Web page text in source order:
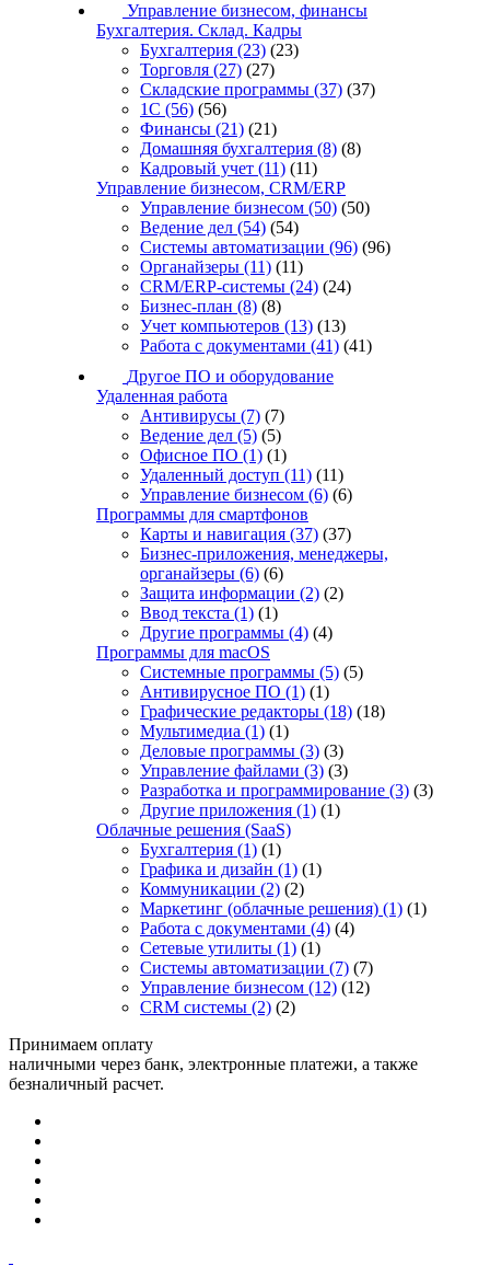
Управление бизнесом, финансы
Бухгалтерия. Склад. Кадры
Бухгалтерия (23) (23)
Торговля (27) (27)
Складские программы (37) (37)
1С (56) (56)
Финансы (21) (21)
Домашняя бухгалтерия (8) (8)
Кадровый учет (11) (11)
Управление бизнесом, CRM/ERP
Управление бизнесом (50) (50)
Ведение дел (54) (54)
Системы автоматизации (96) (96)
Органайзеры (11) (11)
CRM/ERP-системы (24) (24)
Бизнес-план (8) (8)
Учет компьютеров (13) (13)
Работа с документами (41) (41)
Другое ПО и оборудование
Удаленная работа
Антивирусы (7) (7)
Ведение дел (5) (5)
Офисное ПО (1) (1)
Удаленный доступ (11) (11)
Управление бизнесом (6) (6)
Программы для смартфонов
Карты и навигация (37) (37)
Бизнес-приложения, менеджеры,
органайзеры (6) (6)
Защита информации (2) (2)
Ввод текста (1) (1)
Другие программы (4) (4)
Программы для macOS
Системные программы (5) (5)
Антивирусное ПО (1) (1)
Графические редакторы (18) (18)
Мультимедиа (1) (1)
Деловые программы (3) (3)
Управление файлами (3) (3)
Разработка и программирование (3) (3)
Другие приложения (1) (1)
Облачные решения (SaaS)
Бухгалтерия (1) (1)
Графика и дизайн (1) (1)
Коммуникации (2) (2)
Маркетинг (облачные решения) (1) (1)
Работа с документами (4) (4)
Сетевые утилиты (1) (1)
Системы автоматизации (7) (7)
Управление бизнесом (12) (12)
CRM системы (2) (2)
Принимаем оплату
наличными через банк, электронные платежи, а также
безналичный расчет.